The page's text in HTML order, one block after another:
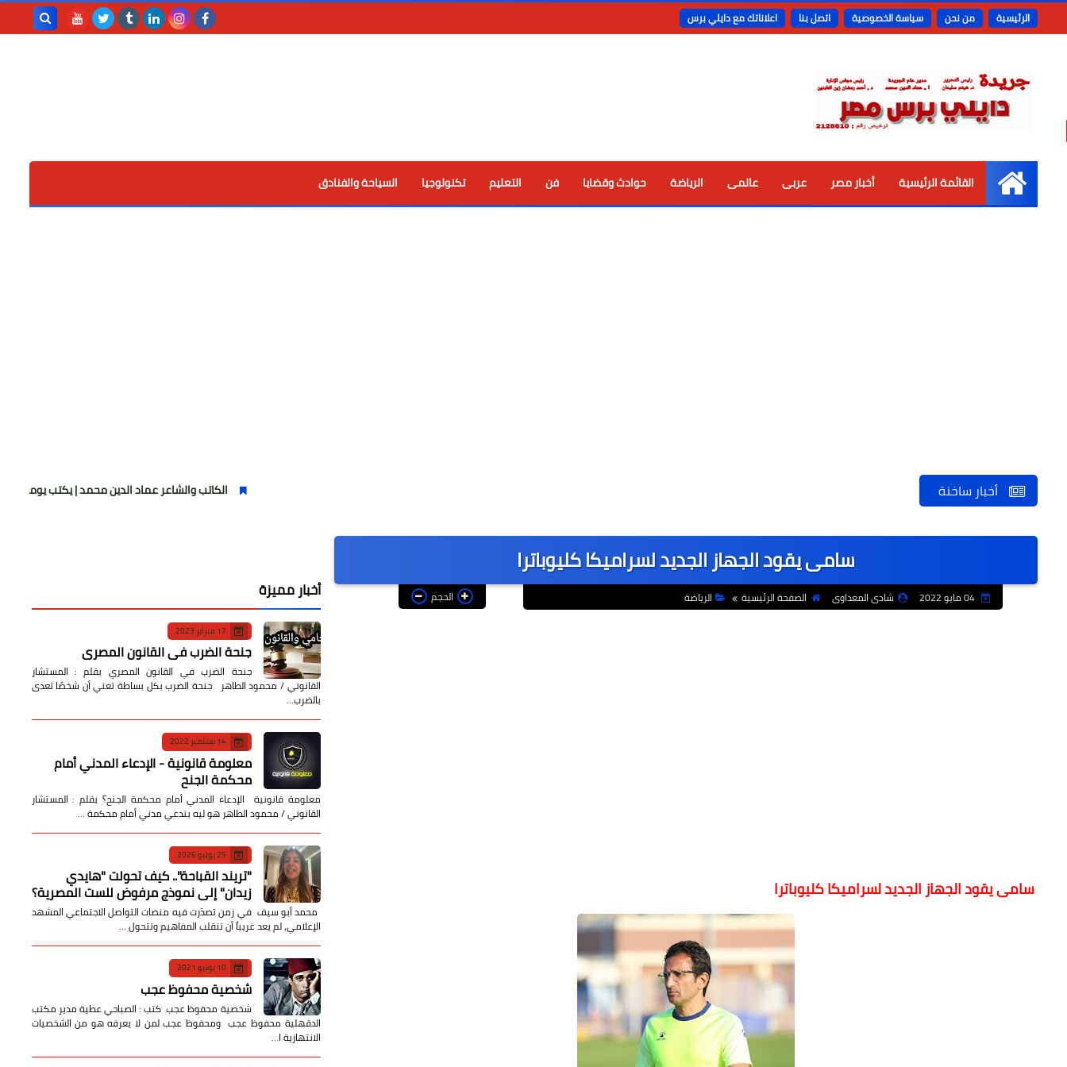
الرئيسية من نحن سياسة الخصوصية اتصل بنا اعلاناتك مع دايلي برس
الرئيسية
القائمة الرئيسية أخبار مصر عربى عالمى الرياضة حوادث وقضايا فن التعليم تكنولوجيا السياحة والفنادق
أخبار ساخنة الكاتب والشاعر عماد الدين محمد | يكتب يوميات شاعر وقصيدة :
سامى يقود الجهاز الجديد لسراميكا كليوباترا
04 مايو 2022 شادى المعداوى الصفحة الرئيسية الرياضة الحجم
سامى يقود الجهاز الجديد لسراميكا كليوباترا
أخبار مميزة
17 فبراير 2023
جنحة الضرب في القانون المصري
جنحة الضرب في القانون المصري بقلم : المستشار
القانوني / محمود الطاهر جنحة الضرب بكل بساطة تعني أن شخصًا تعدى
بالضرب…
14 سبتمبر 2022
معلومة قانونية - الإدعاء المدني أمام
محكمة الجنح
معلومة قانونية الإدعاء المدني أمام محكمة الجنح؟ بقلم : المستشار
القانوني / محمود الطاهر هو ليه بندعي مدني أمام محكمة …
25 يوليو 2026
​"تريند القباحة".. كيف تحولت "هايدي
زيدان" إلى نموذج مرفوض للست المصرية؟
​ محمد أبو سيف ​في زمن تصدّرت فيه منصات التواصل الاجتماعي المشهد
الإعلامي، لم يعد غريباً أن تنقلب المفاهيم وتتحول …
10 يونيو 2021
شخصية محفوظ عجب
شخصية محفوظ عجب كتب : الصباحي عطية مدير مكتب
الدقهلية محفوظ عجب ومحفوظ عجب لمن لا يعرفه هو من الشخصيات
الانتهازية ا…